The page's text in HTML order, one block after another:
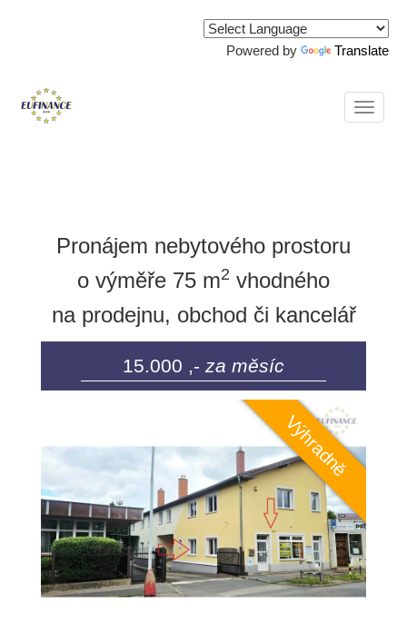
Powered by Translate
Pronájem nebytového prostoru
o výměře 75 m2 vhodného
na prodejnu, obchod či kancelář
15.000 ,- za měsíc